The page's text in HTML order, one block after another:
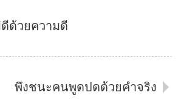
ด้วยความดี
พึงชนะคนพูดปดด้วยคำจริง